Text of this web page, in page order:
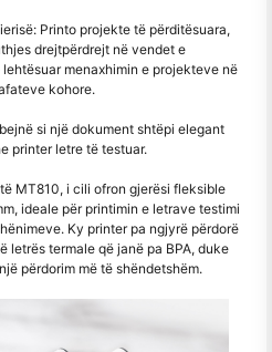
Printo projekte të përditësuara,
drejtpërdrejt në vendet e
menaxhimin e projekteve në
kohore.
si një dokument shtëpi elegant
printer letre të testuar.
MT810, i cili ofron gjerësi fleksible
ideale për printimin e letrave testimi
Ky printer pa ngjyrë përdorë
letrës termale që janë pa BPA, duke
përdorim më të shëndetshëm.